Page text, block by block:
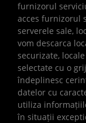
furnizorul
acces furnizorul
serverele sale,
vom descarca
securizate,
selectate cu o
îndeplinesc
datelor cu
utiliza
în situații